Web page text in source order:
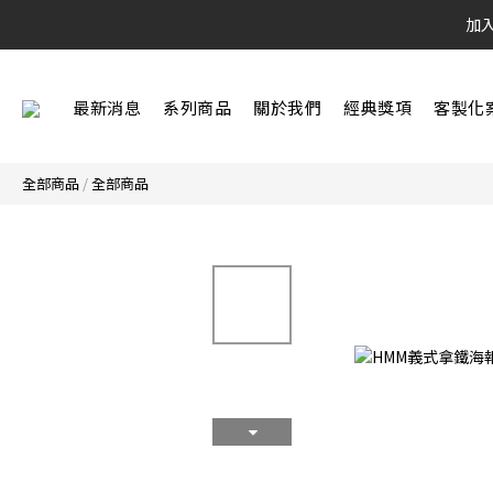
加
最新消息 系列商品 關於我們 經典獎項 客製化
全部商品 /全部商品